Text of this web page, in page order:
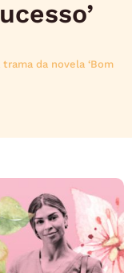
da novela ‘Bom